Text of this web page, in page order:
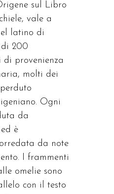
sul Libro
vale a
latino di
200
provenienza
molti dei
Ogni
da
è
da note
I frammenti
omelie sono
con il testo